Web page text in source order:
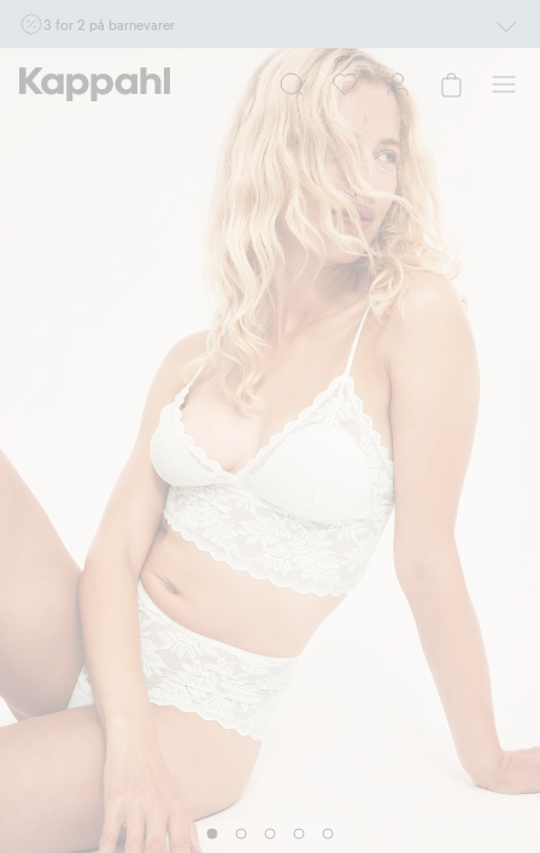
3 for 2 på barnevarer
Ikke Newbie. Gjelder når du handler 2 eller flere varer som inngår i tilbudet tom.
17/8 i butikk & online for deg som er eller blir medlem. Kan ikke kombineres med
andre tilbud eller rabatter.
Handle nå